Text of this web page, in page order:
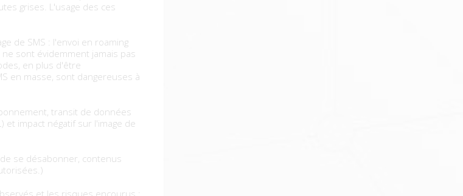
grises. L'usage des ces
de SMS : l'envoi en roaming
sont évidemment jamais pas
en plus d'être
en masse, sont dangereuses à
transit de données
et impact négatif sur l'image de
se désabonner, contenus